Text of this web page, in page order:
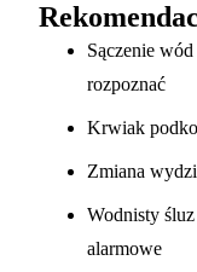
Sączenie
rozpoznać
Krwiak
Zmiana
Wodnisty
alarmowe